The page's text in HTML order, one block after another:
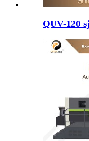
QUV-120